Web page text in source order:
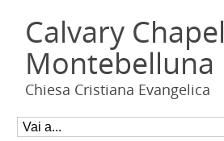
Calvary Chapel
Montebelluna
Chiesa Cristiana Evangelica